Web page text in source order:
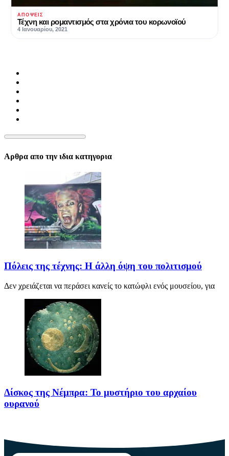
ΑΠΌΨΕΙΣ
Τέχνη και ρομαντισμός στα χρόνια του κορωνοϊού
4 Ιανουαρίου, 2021
Αρθρα απο την ιδια κατηγορια
Πόλεις της τέχνης: Η άλλη όψη του πολιτισμού
Δεν χρειάζεται να περάσει κανείς το κατώφλι ενός μουσείου, για
Δίσκος της Νέμπρα: Το μυστήριο του αρχαίου
ουρανού